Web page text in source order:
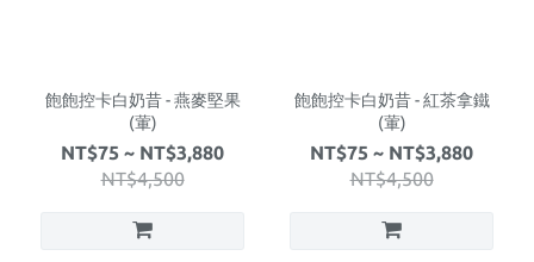
飽飽控卡白奶昔 - 燕麥堅果
(葷)
NT$75 ~ NT$3,880
NT$4,500
飽飽控卡白奶昔 - 紅茶拿鐵
(葷)
NT$75 ~ NT$3,880
NT$4,500